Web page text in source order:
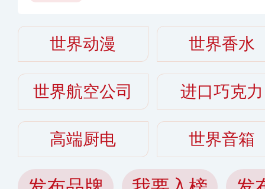
世界动漫 世界香水
世界航空公司 进口巧克力
高端厨电 世界音箱